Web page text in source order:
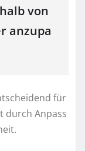
von
anzupa
für
durch Anpass